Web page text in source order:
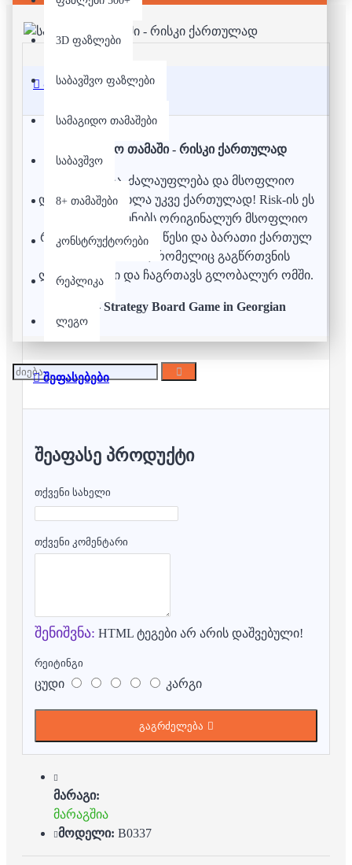
3D ფაზლები
საბავშვო ფაზლები
სამაგიდო თამაშები
საბავშვო
8+ თამაშები
კონსტრუქტორები
რეპლიკა
ლეგო
აღწერა
სამაგიდო თამაში - რისკი ქართულად
სტრატეგია, ძალაუფლება და მსოფლიო
დაპყრობა — ახლა უკვე ქართულად! Risk-ის ეს
ვერსია ინარჩუნებს ორიგინალურ მსოფლიო
რუკას, თუმცა ყველა წესი და ბარათი ქართულ
ენაზეა. თამაში, რომელიც გაგწრთვნის
ლიდერობაში და ჩაგრთავს გლობალურ ომში.
Risk – Strategy Board Game in Georgian
შეფასებები
ᲨᲔᲐᲤᲐᲡᲔ ᲞᲠᲝᲓᲣᲥᲢᲘ
თქვენი სახელი
თქვენი კომენტარი
შენიშვნა: HTML ტეგები არ არის დაშვებული!
რეიტინგი
ცუდი კარგი
გაგრძელება
მარაგი:
მარაგშია
მოდელი: B0337